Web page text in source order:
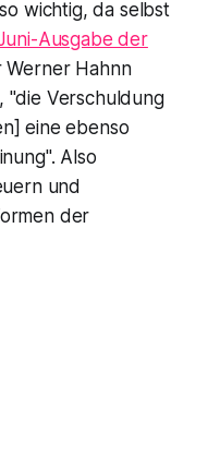
wichtig, da selbst
Ausgabe der
Werner Hahnn
Verschuldung
eine ebenso
Also
und
der